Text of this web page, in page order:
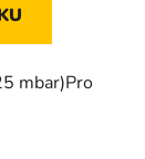
mbar)Pro